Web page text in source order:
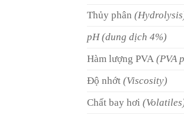
Thủy phân
pH (dung dịch 4%)
Hàm lượng PVA (PVA
Độ nhớt (Viscosity)
Chất bay hơi